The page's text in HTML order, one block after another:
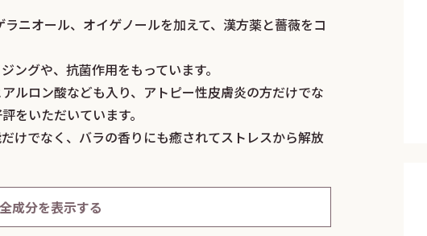
ニオール、オイゲノールを加えて、漢方薬と薔薇をコ
ングや、抗菌作用をもっています。
ルロン酸なども入り、アトピー性皮膚炎の方だけでな
をいただいています。
けでなく、バラの香りにも癒されてストレスから解放
成分を表示する
ゴン根エキス、スイカズラ花エキス、ヤグルマギク花
、マグワ根皮エキス、トウキ根エキス、ユキノシタエ
油、酢酸リナリル、酢酸フェネチル、温泉水、プラセ